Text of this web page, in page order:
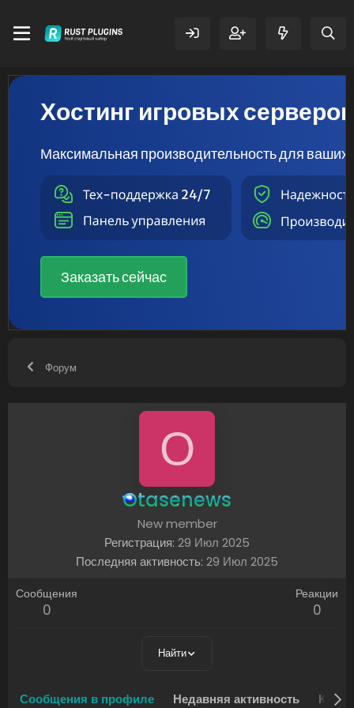
Хостинг игровых серверов
Максимальная производительность для ваших
Заказать сейчас
Форум
O
Otasenews
New member
Регистрация 29 Июл 2025
Последняя активность 29 Июл 2025
Сообщения
0
Реакции
0
Найти
Сообщения в профиле Недавняя активность